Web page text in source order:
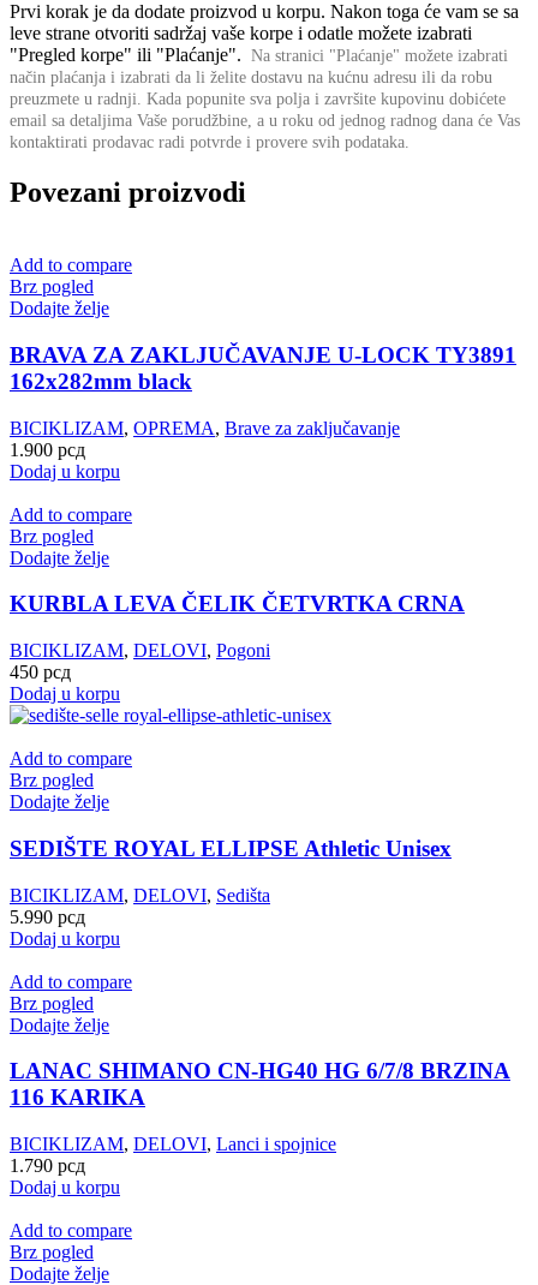
Prvi korak je da dodate proizvod u korpu. Nakon toga će vam se sa
leve strane otvoriti sadržaj vaše korpe i odatle možete izabrati
"Pregled korpe" ili "Plaćanje". Na stranici "Plaćanje" možete izabrati
način plaćanja i izabrati da li želite dostavu na kućnu adresu ili da robu
preuzmete u radnji. Kada popunite sva polja i završite kupovinu dobićete
email sa detaljima Vaše porudžbine, a u roku od jednog radnog dana će Vas
kontaktirati prodavac radi potvrde i provere svih podataka.
Povezani proizvodi
Add to compare
Brz pogled
Dodajte želje
BRAVA ZA ZAKLJUČAVANJE U-LOCK TY3891
162x282mm black
BICIKLIZAM, OPREMA, Brave za zaključavanje
1.900 рсд
Dodaj u korpu
Add to compare
Brz pogled
Dodajte želje
KURBLA LEVA ČELIK ČETVRTKA CRNA
BICIKLIZAM, DELOVI, Pogoni
450 рсд
Dodaj u korpu
Add to compare
Brz pogled
Dodajte želje
SEDIŠTE ROYAL ELLIPSE Athletic Unisex
BICIKLIZAM, DELOVI, Sedišta
5.990 рсд
Dodaj u korpu
Add to compare
Brz pogled
Dodajte želje
LANAC SHIMANO CN-HG40 HG 6/7/8 BRZINA
116 KARIKA
BICIKLIZAM, DELOVI, Lanci i spojnice
1.790 рсд
Dodaj u korpu
Add to compare
Brz pogled
Dodajte želje